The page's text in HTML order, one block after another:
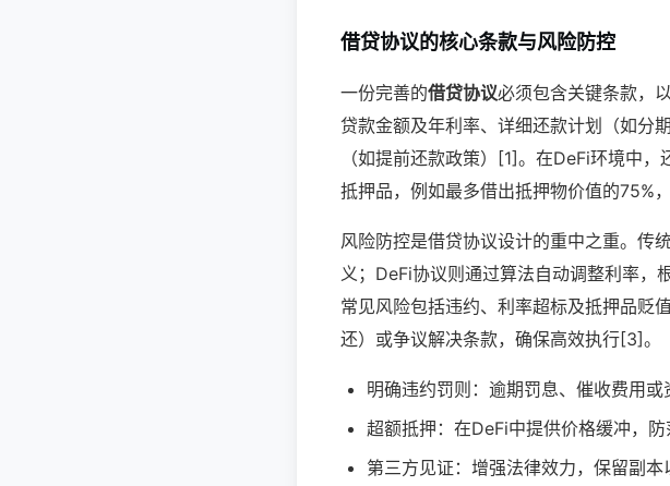
借贷协议的核心条款与风险防控
一份完善的借贷协议必须包含关键条款，
贷款金额及年利率、详细还款计划（如分
（如提前还款政策）[1]。在DeFi环境中
抵押品，例如最多借出抵押物价值的75%
风险防控是借贷协议设计的重中之重。传
义；DeFi协议则通过算法自动调整利率，
常见风险包括违约、利率超标及抵押品贬
还）或争议解决条款，确保高效执行[3]。
明确违约罚则：逾期罚息、催收费用或
超额抵押：在DeFi中提供价格缓冲，防
第三方见证：增强法律效力，保留副本